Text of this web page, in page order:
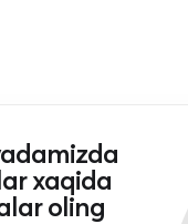
xaqida
oling